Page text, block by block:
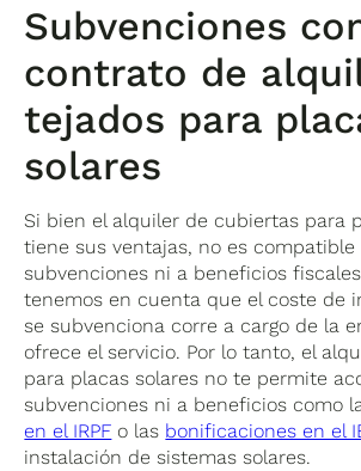
para viviendas unifamiliares,
inversión que se compensa con
factura eléctrica desde el primer
modelo permite predecir tus
energéticos a largo plazo, ya que
mantiene estable durante todo el
independientemente de las
precio de la electricidad.
Si optas por alquilar tu cubierta a
empresa solar, los beneficios
significativos. La rentabilidad por
tu tejado puede oscilar entre 40€
mensuales, dependiendo de
El tamaño y orientación de tu
La ubicación geográfica y las
La potencia de la instalación que
implementar
Las condiciones específicas del
Además del beneficio económico
muchas empresas, como Cambio
ofrecen a los propietarios un
energía producida para
puede suponer un ahorro
15% y el 30% en tu factura
Subvenciones
contrato de
tejados para
solares
Si bien el alquiler de cubiertas para
tiene sus ventajas, no es compatible
subvenciones ni a beneficios
tenemos en cuenta que el coste de
se subvenciona corre a cargo de la
ofrece el servicio. Por lo tanto, el
para placas solares no te permite
subvenciones ni a beneficios como
en el IRPF o las bonificaciones en el
instalación de sistemas solares.